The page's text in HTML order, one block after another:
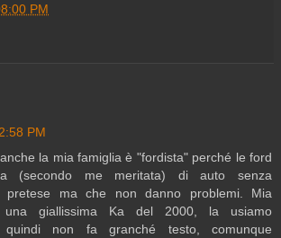
PM
PM
la mia famiglia è "fordista" perché le ford
(secondo me meritata) di auto senza
pretese ma che non danno problemi. Mia
giallissima Ka del 2000, la usiamo
quindi non fa granché testo, comunque